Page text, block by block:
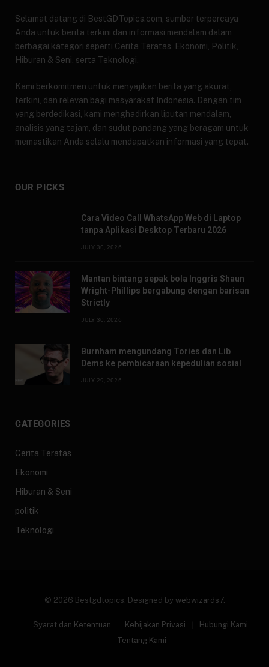
Selamat datang di BestGDTopics.com, sumber terpercaya
Anda untuk berita terkini dan informasi mendalam dalam
berbagai kategori seperti Cerita Teratas, Ekonomi, Politik,
Hiburan & Seni, serta Teknologi.
Kami berkomitmen untuk menyajikan berita yang akurat,
terkini, dan relevan bagi masyarakat Indonesia. Dengan tim
yang berdedikasi, kami menghadirkan liputan mendalam,
analisis yang tajam, dan sudut pandang yang beragam untuk
memastikan Anda selalu mendapatkan informasi yang tepat.
OUR PICKS
Cara Video Call WhatsApp Web di Laptop
tanpa Aplikasi Desktop Terbaru 2026
JULY 30, 2026
Mantan bintang sepak bola Inggris Shaun
Wright-Phillips bergabung dengan barisan
Strictly
JULY 30, 2026
Burnham mengundang Tories dan Lib
Dems ke pembicaraan kepedulian sosial
JULY 29, 2026
CATEGORIES
Cerita Teratas
Ekonomi
Hiburan & Seni
politik
Teknologi
© 2026 Bestgdtopics. Designed by webwizards7.
Syarat dan Ketentuan Kebijakan Privasi
Hubungi Kami
Tentang Kami